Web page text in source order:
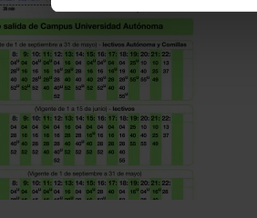
La publicidad digital
por ejemplo, la dirección IP,
para mantener activa esta
navegación aceptando la
el seguimiento y análisis de
mostrarte publicidad y
opciónRechazaren cuyo
funcionamiento del sitio